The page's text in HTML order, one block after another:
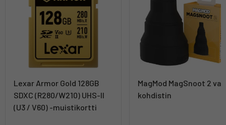
Lexar Armor Gold 128GB
SDXC (R280/W210) UHS-II
(U3 / V60) -muistikortti
MagMod MagSnoot 2
kohdistin